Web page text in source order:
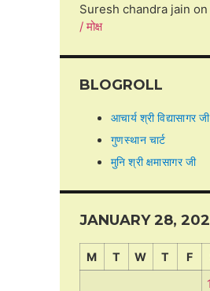
Suresh chandra jain on
/ मोक्ष
BLOGROLL
आचार्य श्री विद्यासागर जी
गुणस्थान चार्ट
मुनि श्री क्षमासागर जी
JANUARY 28,
M T W T F
1